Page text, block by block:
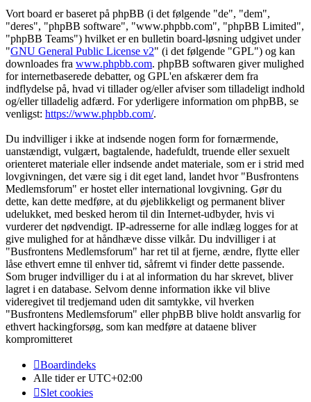
Vort board er baseret på phpBB (i det følgende "de", "dem",
"deres", "phpBB software", "www.phpbb.com", "phpBB Limited",
"phpBB Teams") hvilket er en bulletin board-løsning udgivet under
"GNU General Public License v2" (i det følgende "GPL") og kan
downloades fra www.phpbb.com. phpBB softwaren giver mulighed
for internetbaserede debatter, og GPL'en afskærer dem fra
indflydelse på, hvad vi tillader og/eller afviser som tilladeligt indhold
og/eller tilladelig adfærd. For yderligere information om phpBB, se
venligst: https://www.phpbb.com/.
Du indvilliger i ikke at indsende nogen form for fornærmende,
uanstændigt, vulgært, bagtalende, hadefuldt, truende eller sexuelt
orienteret materiale eller indsende andet materiale, som er i strid med
lovgivningen, det være sig i dit eget land, landet hvor "Busfrontens
Medlemsforum" er hostet eller international lovgivning. Gør du
dette, kan dette medføre, at du øjeblikkeligt og permanent bliver
udelukket, med besked herom til din Internet-udbyder, hvis vi
vurderer det nødvendigt. IP-adresserne for alle indlæg logges for at
give mulighed for at håndhæve disse vilkår. Du indvilliger i at
"Busfrontens Medlemsforum" har ret til at fjerne, ændre, flytte eller
låse ethvert emne til enhver tid, såfremt vi finder dette passende.
Som bruger indvilliger du i at al information du har skrevet, bliver
lagret i en database. Selvom denne information ikke vil blive
videregivet til tredjemand uden dit samtykke, vil hverken
"Busfrontens Medlemsforum" eller phpBB blive holdt ansvarlig for
ethvert hackingforsøg, som kan medføre at dataene bliver
kompromitteret
Boardindeks
Alle tider erUTC+02:00
Slet cookies